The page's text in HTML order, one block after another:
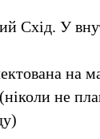
Схід. У
на
не